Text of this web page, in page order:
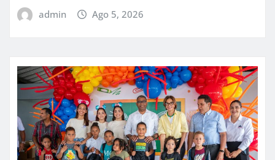
admin Ago 5, 2026